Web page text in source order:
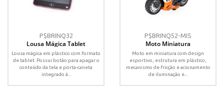
P$BRINQ32
Lousa Mágica Tablet
Lousa mágica em plástico com formato
de tablet. Possui botão para apagar o
conteúdo da tela e porta-caneta
integrado à...
P$BRINQ52-MIS
Moto Miniatura
Moto em miniatura com design
esportivo, estrutura em plástico,
mecanismo de fricção e acionamento
de iluminação e...